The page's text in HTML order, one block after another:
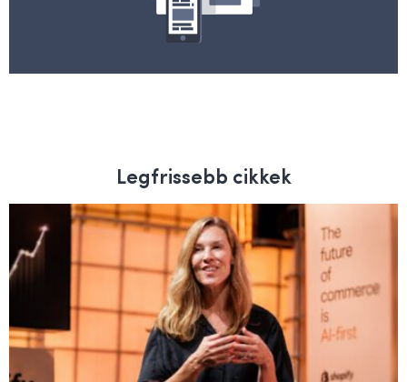
Legfrissebb cikkek